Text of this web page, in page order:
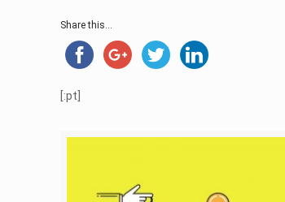
Share this...
[:pt]